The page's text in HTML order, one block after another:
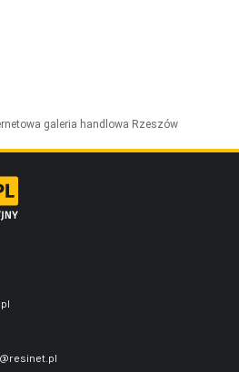
galeria handlowa Rzeszów